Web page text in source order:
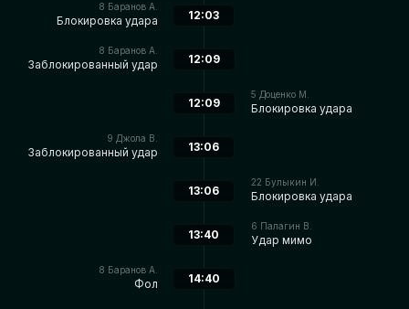
8 Баранов А.
Блокировка удара 12:03
8 Баранов А.
Заблокированный удар 12:09
5 Доценко М.
Блокировка удара
12:09
9 Джола В.
Заблокированный удар 13:06
22 Булыкин И.
Блокировка удара
13:06
6 Палагин В.
Удар мимо
13:40
8 Баранов А.
Фол 14:40